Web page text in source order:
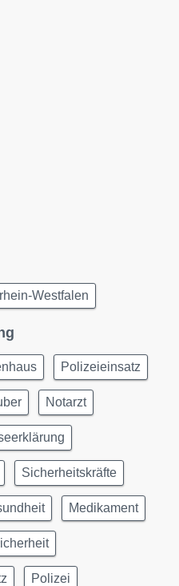
Westfalen
Polizeieinsatz
Notarzt
Sicherheitskräfte
Medikament
Polizei